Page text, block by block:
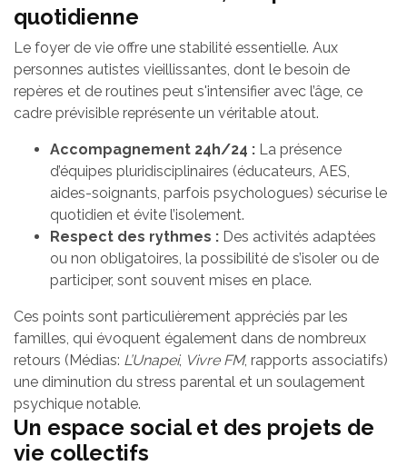
quotidienne
Le foyer de vie offre une stabilité essentielle. Aux
personnes autistes vieillissantes, dont le besoin de
repères et de routines peut s'intensifier avec l’âge, ce
cadre prévisible représente un véritable atout.
Accompagnement 24h/24 : La présence
d’équipes pluridisciplinaires (éducateurs, AES,
aides-soignants, parfois psychologues) sécurise le
quotidien et évite l’isolement.
Respect des rythmes : Des activités adaptées
ou non obligatoires, la possibilité de s’isoler ou de
participer, sont souvent mises en place.
Ces points sont particulièrement appréciés par les
familles, qui évoquent également dans de nombreux
retours (Médias: L’Unapei, Vivre FM, rapports associatifs)
une diminution du stress parental et un soulagement
psychique notable.
Un espace social et des projets de
vie collectifs